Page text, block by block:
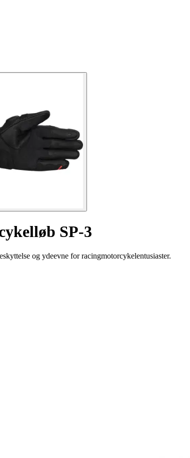
SP-3
og ydeevne for racingmotorcykelentusiaster.